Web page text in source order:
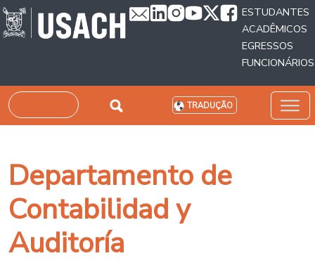
Passar para o conteúdo principal
ESTUDANTES
ACADÊMICOS
EGRESSOS
FUNCIONÁRIOS
Pesquisar TRADUÇÃO
Departamento de
Contabilidad y
Auditoría